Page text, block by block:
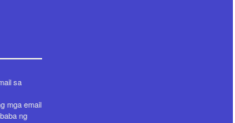
sa
mga email
ng